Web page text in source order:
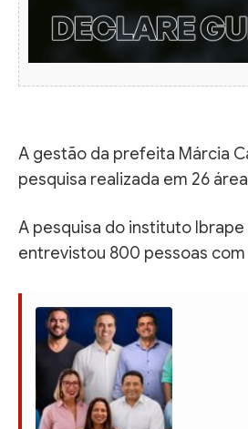
A gestão da prefeita Márcia
pesquisa realizada em 26
A pesquisa do instituto
entrevistou 800 pessoas com